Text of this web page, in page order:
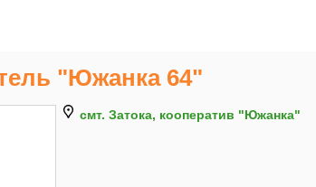
"Южанка 64"
смт. Затока, кооператив "Южанка"